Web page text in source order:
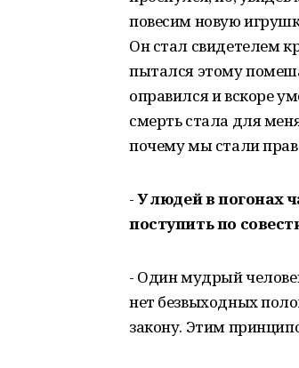
повесим новую
Он стал свидетелем
пытался этому
оправился и вскоре
смерть стала для
почему мы стали
-У людей в погонах
поступить по
- Один мудрый
нет безвыходных
закону. Этим